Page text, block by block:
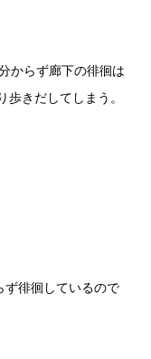
からず廊下の徘徊は
きだしてしまう。
徘徊しているので